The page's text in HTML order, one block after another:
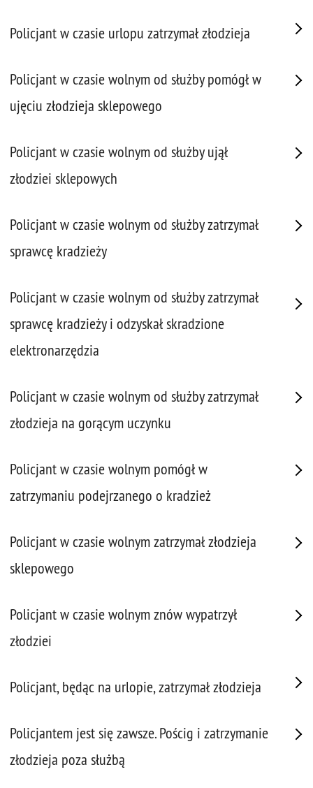
Policjant w czasie urlopu zatrzymał złodzieja
Policjant w czasie wolnym od służby pomógł w
ujęciu złodzieja sklepowego
Policjant w czasie wolnym od służby ujął
złodziei sklepowych
Policjant w czasie wolnym od służby zatrzymał
sprawcę kradzieży
Policjant w czasie wolnym od służby zatrzymał
sprawcę kradzieży i odzyskał skradzione
elektronarzędzia
Policjant w czasie wolnym od służby zatrzymał
złodzieja na gorącym uczynku
Policjant w czasie wolnym pomógł w
zatrzymaniu podejrzanego o kradzież
Policjant w czasie wolnym zatrzymał złodzieja
sklepowego
Policjant w czasie wolnym znów wypatrzył
złodziei
Policjant, będąc na urlopie, zatrzymał złodzieja
Policjantem jest się zawsze. Pościg i zatrzymanie
złodzieja poza służbą